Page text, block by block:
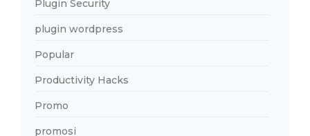
Plugin Security
plugin wordpress
Popular
Productivity Hacks
Promo
promosi